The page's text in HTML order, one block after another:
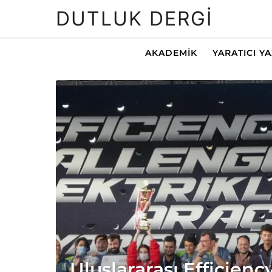
DUTLUK DERGI
AKADEMIK YARATICI